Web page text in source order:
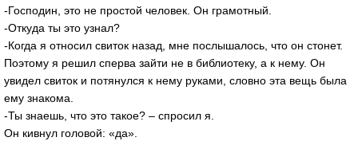
-Господин, это не простой человек. Он грамотный.
-Откуда ты это узнал?
-Когда я относил свиток назад, мне послышалось, что он стонет.
Поэтому я решил сперва зайти не в библиотеку, а к нему. Он
увидел свиток и потянулся к нему руками, словно эта вещь была
ему знакома.
-Ты знаешь, что это такое? – спросил я.
Он кивнул головой: «да».